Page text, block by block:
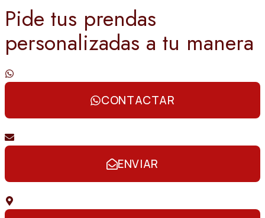
Pide tus prendas
personalizadas a tu manera
CONTACTAR
ENVIAR